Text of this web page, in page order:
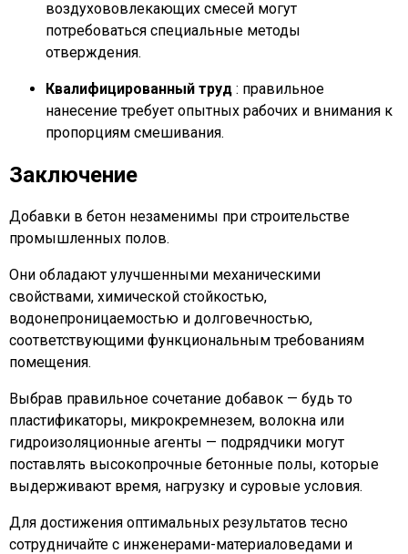
воздухововлекающих смесей могут
потребоваться специальные методы
отверждения.
Квалифицированный труд : правильное
нанесение требует опытных рабочих и внимания к
пропорциям смешивания.
Заключение
Добавки в бетон незаменимы при строительстве
промышленных полов.
Они обладают улучшенными механическими
свойствами, химической стойкостью,
водонепроницаемостью и долговечностью,
соответствующими функциональным требованиям
помещения.
Выбрав правильное сочетание добавок — будь то
пластификаторы, микрокремнезем, волокна или
гидроизоляционные агенты — подрядчики могут
поставлять высокопрочные бетонные полы, которые
выдерживают время, нагрузку и суровые условия.
Для достижения оптимальных результатов тесно
сотрудничайте с инженерами-материаловедами и